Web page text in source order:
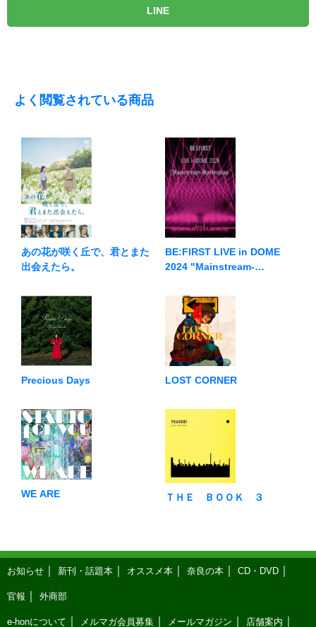
LINE
よく閲覧されている商品
あの花が咲く丘で、君とまた
出会えたら。
BE:FIRST LIVE in DOME
2024 "Mainstream-
Precious Days LOST CORNER
WE ARE ＴＨＥ ＢＯＯＫ ３
お知らせ 新刊・話題本 オススメ本 奈良の本 CD・DVD
官報 外商部
e-honについて メルマガ会員募集 メールマガジン 店舗案内